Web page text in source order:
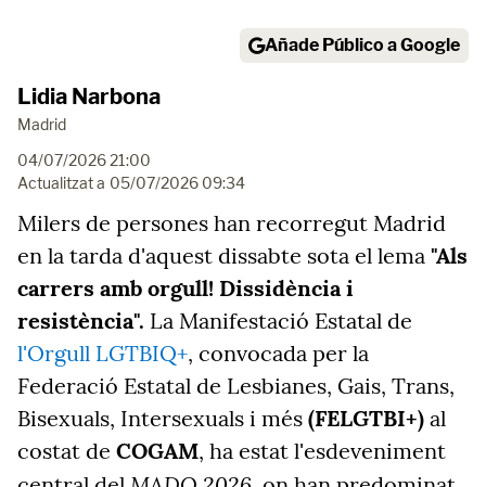
Añade Público a Google
Lidia Narbona
Madrid
04/07/2026 21:00
Actualitzat a 05/07/2026 09:34
Milers de persones han recorregut Madrid
en la tarda d'aquest dissabte sota el lema "Als
carrers amb orgull! Dissidència i
resistència". La Manifestació Estatal de
l'Orgull LGTBIQ+, convocada per la
Federació Estatal de Lesbianes, Gais, Trans,
Bisexuals, Intersexuals i més (FELGTBI+) al
costat de COGAM, ha estat l'esdeveniment